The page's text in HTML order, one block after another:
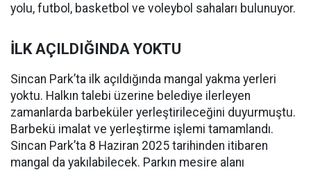
yolu, futbol, basketbol ve voleybol sahaları bulunuyor.
İLK AÇILDIĞINDA YOKTU
Sincan Park’ta ilk açıldığında mangal yakma yerleri
yoktu. Halkın talebi üzerine belediye ilerleyen
zamanlarda barbeküler yerleştirileceğini duyurmuştu.
Barbekü imalat ve yerleştirme işlemi tamamlandı.
Sincan Park’ta 8 Haziran 2025 tarihinden itibaren
mangal da yakılabilecek. Parkın mesire alanı